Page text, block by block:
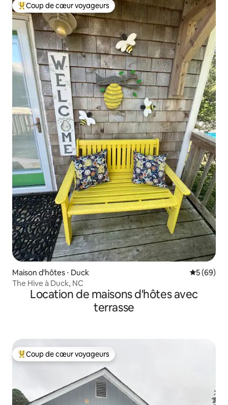
Coups de cœur voyageurs les plus appréciés
Coup de cœur voyageurs
Maison d'hôtes ⋅ Duck
5 (69)
The Hive à Duck, NC
Location de maisons d'hôtes avec
terrasse
Coups de cœur voyageurs les plus appréciés
Coup de cœur voyageurs